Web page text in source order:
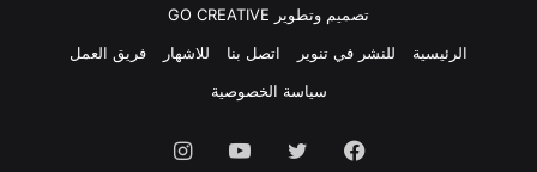
تصميم وتطوير GO CREATIVE
الرئيسية
للنشر في تنوير اتصل بنا للاشهار
فريق العمل
سياسة الخصوصية
فيسبوك تويتر يوتيوب